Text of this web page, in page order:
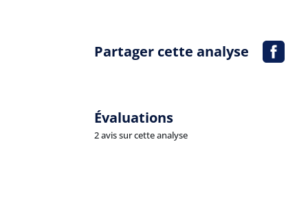
Partager cette analyse
Évaluations
2 avis sur cette analyse